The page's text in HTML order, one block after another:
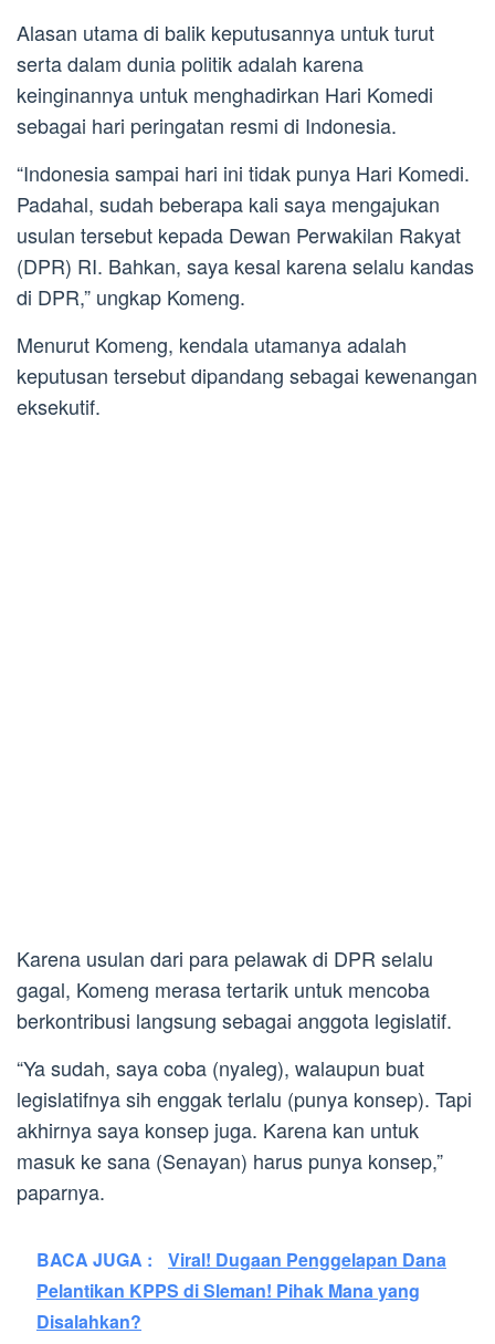
Alasan utama di balik keputusannya untuk turut
serta dalam dunia politik adalah karena
keinginannya untuk menghadirkan Hari Komedi
sebagai hari peringatan resmi di Indonesia.
“Indonesia sampai hari ini tidak punya Hari Komedi.
Padahal, sudah beberapa kali saya mengajukan
usulan tersebut kepada Dewan Perwakilan Rakyat
(DPR) RI. Bahkan, saya kesal karena selalu kandas
di DPR,” ungkap Komeng.
Menurut Komeng, kendala utamanya adalah
keputusan tersebut dipandang sebagai kewenangan
eksekutif.
Karena usulan dari para pelawak di DPR selalu
gagal, Komeng merasa tertarik untuk mencoba
berkontribusi langsung sebagai anggota legislatif.
“Ya sudah, saya coba (nyaleg), walaupun buat
legislatifnya sih enggak terlalu (punya konsep). Tapi
akhirnya saya konsep juga. Karena kan untuk
masuk ke sana (Senayan) harus punya konsep,”
paparnya.
BACA JUGA :
Viral! Dugaan Penggelapan Dana
Pelantikan KPPS di Sleman! Pihak Mana yang
Disalahkan?